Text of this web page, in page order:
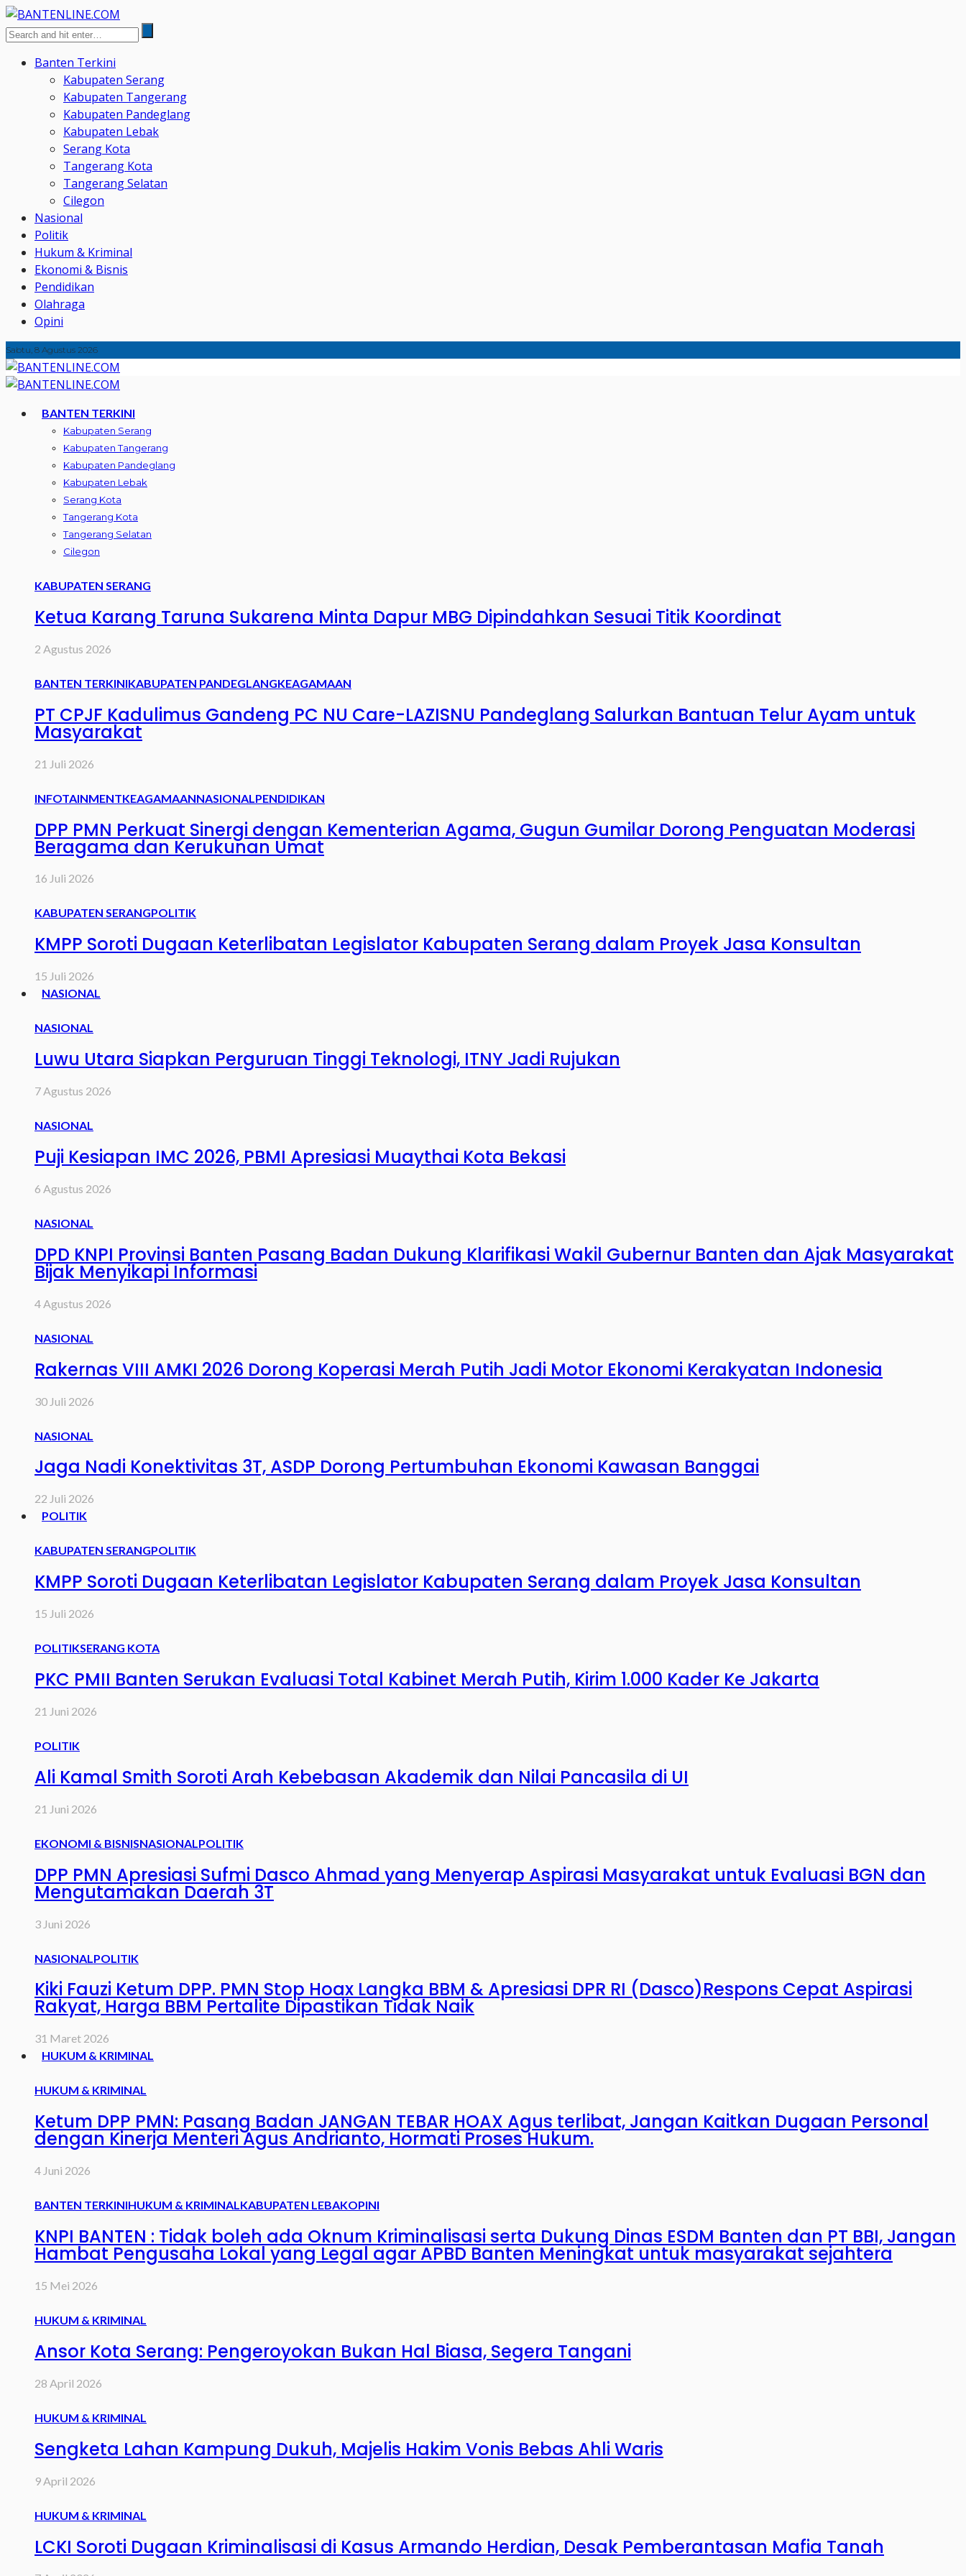
Banten Terkini
Kabupaten Serang
Kabupaten Tangerang
Kabupaten Pandeglang
Kabupaten Lebak
Serang Kota
Tangerang Kota
Tangerang Selatan
Cilegon
Nasional
Politik
Hukum & Kriminal
Ekonomi & Bisnis
Pendidikan
Olahraga
Opini
Sabtu, 8 Agustus 2026
BANTEN TERKINI
Kabupaten Serang
Kabupaten Tangerang
Kabupaten Pandeglang
Kabupaten Lebak
Serang Kota
Tangerang Kota
Tangerang Selatan
Cilegon
KABUPATEN SERANG
Ketua Karang Taruna Sukarena Minta Dapur MBG Dipindahkan Sesuai Titik Koordinat
2 Agustus 2026
BANTEN TERKINIKABUPATEN PANDEGLANGKEAGAMAAN
PT CPJF Kadulimus Gandeng PC NU Care-LAZISNU Pandeglang Salurkan Bantuan Telur Ayam untuk
Masyarakat
21 Juli 2026
INFOTAINMENTKEAGAMAANNASIONAL PENDIDIKAN
DPP PMN Perkuat Sinergi dengan Kementerian Agama, Gugun Gumilar Dorong Penguatan Moderasi
Beragama dan Kerukunan Umat
16 Juli 2026
KABUPATEN SERANGPOLITIK
KMPP Soroti Dugaan Keterlibatan Legislator Kabupaten Serang dalam Proyek Jasa Konsultan
15 Juli 2026
NASIONAL
NASIONAL
Luwu Utara Siapkan Perguruan Tinggi Teknologi, ITNY Jadi Rujukan
7 Agustus 2026
NASIONAL
Puji Kesiapan IMC 2026, PBMI Apresiasi Muaythai Kota Bekasi
6 Agustus 2026
NASIONAL
DPD KNPI Provinsi Banten Pasang Badan Dukung Klarifikasi Wakil Gubernur Banten dan Ajak Masyarakat
Bijak Menyikapi Informasi
4 Agustus 2026
NASIONAL
Rakernas VIII AMKI 2026 Dorong Koperasi Merah Putih Jadi Motor Ekonomi Kerakyatan Indonesia
30 Juli 2026
NASIONAL
Jaga Nadi Konektivitas 3T, ASDP Dorong Pertumbuhan Ekonomi Kawasan Banggai
22 Juli 2026
POLITIK
KABUPATEN SERANGPOLITIK
KMPP Soroti Dugaan Keterlibatan Legislator Kabupaten Serang dalam Proyek Jasa Konsultan
15 Juli 2026
POLITIKSERANG KOTA
PKC PMII Banten Serukan Evaluasi Total Kabinet Merah Putih, Kirim 1.000 Kader Ke Jakarta
21 Juni 2026
POLITIK
Ali Kamal Smith Soroti Arah Kebebasan Akademik dan Nilai Pancasila di UI
21 Juni 2026
EKONOMI & BISNISNASIONAL POLITIK
DPP PMN Apresiasi Sufmi Dasco Ahmad yang Menyerap Aspirasi Masyarakat untuk Evaluasi BGN dan
Mengutamakan Daerah 3T
3 Juni 2026
NASIONAL POLITIK
Kiki Fauzi Ketum DPP. PMN Stop Hoax Langka BBM & Apresiasi DPR RI (Dasco)Respons Cepat Aspirasi
Rakyat, Harga BBM Pertalite Dipastikan Tidak Naik
31 Maret 2026
HUKUM & KRIMINAL
HUKUM & KRIMINAL
Ketum DPP PMN: Pasang Badan JANGAN TEBAR HOAX Agus terlibat, Jangan Kaitkan Dugaan Personal
dengan Kinerja Menteri Agus Andrianto, Hormati Proses Hukum.
4 Juni 2026
BANTEN TERKINIHUKUM & KRIMINALKABUPATEN LEBAKOPINI
KNPI BANTEN : Tidak boleh ada Oknum Kriminalisasi serta Dukung Dinas ESDM Banten dan PT BBI, Jangan
Hambat Pengusaha Lokal yang Legal agar APBD Banten Meningkat untuk masyarakat sejahtera
15 Mei 2026
HUKUM & KRIMINAL
Ansor Kota Serang: Pengeroyokan Bukan Hal Biasa, Segera Tangani
28 April 2026
HUKUM & KRIMINAL
Sengketa Lahan Kampung Dukuh, Majelis Hakim Vonis Bebas Ahli Waris
9 April 2026
HUKUM & KRIMINAL
LCKI Soroti Dugaan Kriminalisasi di Kasus Armando Herdian, Desak Pemberantasan Mafia Tanah